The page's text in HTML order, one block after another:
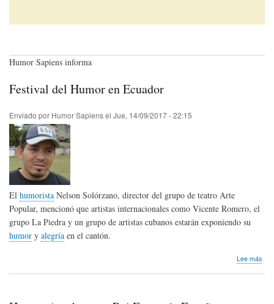
Humor Sapiens informa
Festival del Humor en Ecuador
Enviado por Humor Sapiensel Jue, 14/09/2017 - 22:15
El humorista Nelson Solórzano, director del grupo de teatro Arte
Popular, mencionó que artistas internacionales como Vicente Romero, el
grupo La Piedra y un grupo de artistas cubanos estarán exponiendo su
humor y alegría en el cantón.
Lee más